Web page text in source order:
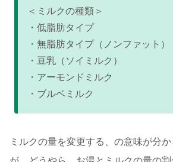
＜ミルクの種類＞
・低脂肪タイプ
・無脂肪タイプ（ノンファット）
・豆乳（ソイミルク）
・アーモンドミルク
・ブルベミルク
ミルクの量を変更する、の意味が分